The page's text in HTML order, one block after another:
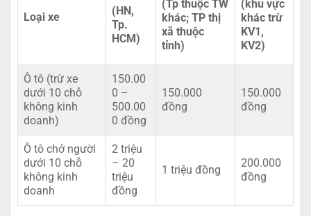
Loại xe
(HN,
Tp.
HCM)
(Tp thuộc TW
khác; TP thị
xã thuộc
tỉnh)
(khu vực
khác trừ
KV1,
KV2)
Ô tô (trừ xe
dưới 10 chỗ
không kinh
doanh)
150.00
0 –
500.00
0 đồng
150.000
đồng
150.000
đồng
Ô tô chở người
dưới 10 chỗ
không kinh
doanh
2 triệu
– 20
triệu
đồng
1 triệu đồng
200.000
đồng